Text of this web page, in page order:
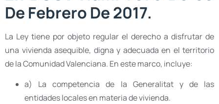
De Febrero De 2017.
La Ley tiene por objeto regular el derecho a disfrutar de
una vivienda asequible, digna y adecuada en el territorio
de la Comunidad Valenciana. En este marco, incluye:
a) La competencia de la Generalitat y de las
entidades locales en materia de vivienda.